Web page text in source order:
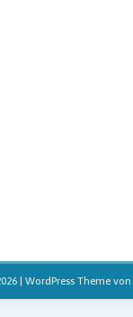
| WordPress Theme von